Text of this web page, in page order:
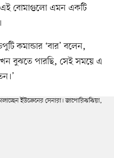
এই বোমাগুলো এমন একটি
কমান্ডার ‘বার’ বলেন,
বুঝতে পারছি, সেই সময়ে এ